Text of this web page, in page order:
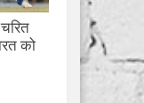
को